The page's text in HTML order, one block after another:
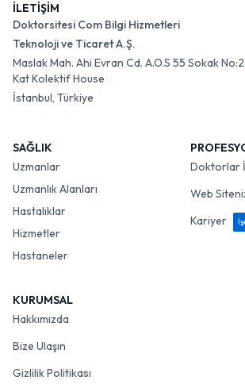
İLETİŞİM
Doktorsitesi Com Bilgi Hizmetleri
Teknoloji ve Ticaret A.Ş.
Maslak Mah. Ahi Evran Cd. A.O.S 55 Sokak
Kat Kolektif House
İstanbul, Türkiye
SAĞLIK
Uzmanlar
Uzmanlık Alanları
Hastalıklar
Hizmetler
Hastaneler
Doktorlar
Web
Kariyer
KURUMSAL
Hakkımızda
Bize Ulaşın
Gizlilik Politikası